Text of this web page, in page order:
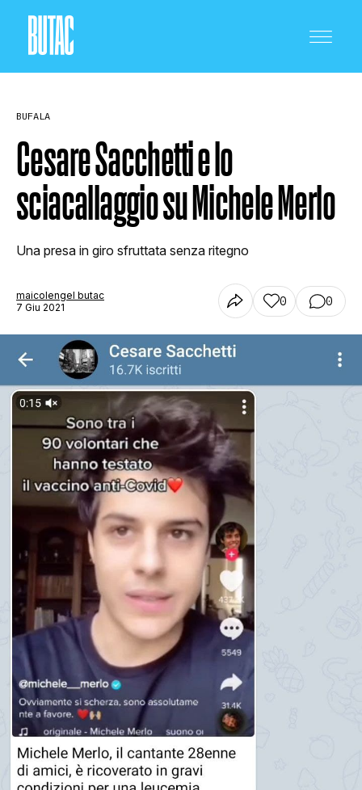
CRONACA E POLITICA
STORIA E CITAZIONI
INTRATTENIMENTO
COMPLOTTI, LEGGENDE URBANE ED
EVERGREEN
EDITORIALI
TRUFFE E SOCIAL NETWORK
CLIMA ED ENERGIA
BUFALA
Cesare Sacchetti e lo
sciacallaggio su Michele Merlo
Una presa in giro sfruttata senza ritegno
maicolengel butac
7 Giu 2021
0 0